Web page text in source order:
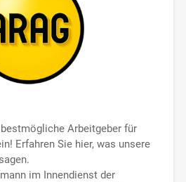
Arbeitgeber für
Erfahren Sie hier, was unsere
im Innendienst der